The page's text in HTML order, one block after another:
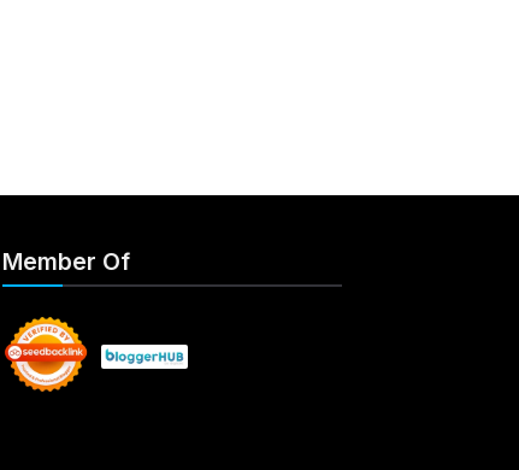
Member Of